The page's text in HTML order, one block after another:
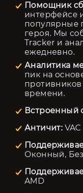
Помощник
интерфейсе
популярные
героя. Мы
Tracker и
ежедневно.
Аналитика
пик на
времени.
Встроенный
Античит: VAC
Оконный,
AMD